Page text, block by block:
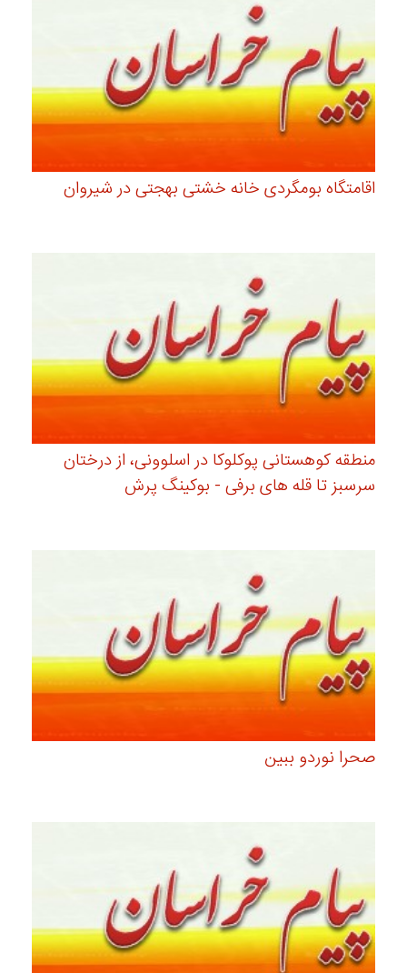
اقامتگاه بومگردی خانه خشتی بهجتی در شیروان
منطقه کوهستانی پوکلوکا در اسلوونی، از درختان
سرسبز تا قله های برفی - بوکینگ پرش
صحرا نوردو ببین